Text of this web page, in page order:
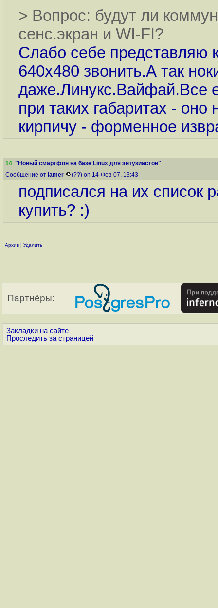
> Вопрос: будут ли
сенс.экран и WI-FI?
Слабо себе представляю
640х480 звонить.А так
даже.Линукс.Вайфай.Все
при таких габаритах -
кирпичу - форменное
14. "Новый смартфон на базе Linux для энтузиастов"
Сообщение от lamer (??) on 14-Фев-07, 13:43
подписался на их список
купить? :)
Архив | Удалить
Партнёры:
Закладки на сайте
Проследить за страницей